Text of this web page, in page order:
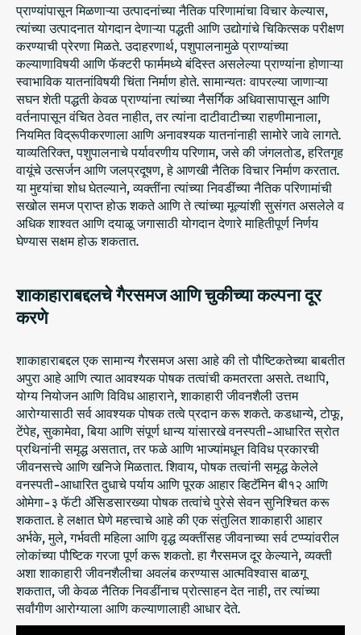
प्राण्यांपासून मिळणाऱ्या उत्पादनांच्या नैतिक परिणामांचा विचार केल्यास,
त्यांच्या उत्पादनात योगदान देणाऱ्या पद्धती आणि उद्योगांचे चिकित्सक परीक्षण
करण्याची प्रेरणा मिळते. उदाहरणार्थ, पशुपालनामुळे प्राण्यांच्या
कल्याणाविषयी आणि फॅक्टरी फार्ममध्ये बंदिस्त असलेल्या प्राण्यांना होणाऱ्या
स्वाभाविक यातनांविषयी चिंता निर्माण होते. सामान्यतः वापरल्या जाणाऱ्या
सघन शेती पद्धती केवळ प्राण्यांना त्यांच्या नैसर्गिक अधिवासापासून आणि
वर्तनापासून वंचित ठेवत नाहीत, तर त्यांना दाटीवाटीच्या राहणीमानाला,
नियमित विद्रूपीकरणाला आणि अनावश्यक यातनांनाही सामोरे जावे लागते.
याव्यतिरिक्त, पशुपालनाचे पर्यावरणीय परिणाम, जसे की जंगलतोड, हरितगृह
वायूंचे उत्सर्जन आणि जलप्रदूषण, हे आणखी नैतिक विचार निर्माण करतात.
या मुद्द्यांचा शोध घेतल्याने, व्यक्तींना त्यांच्या निवडींच्या नैतिक परिणामांची
सखोल समज प्राप्त होऊ शकते आणि ते त्यांच्या मूल्यांशी सुसंगत असलेले व
अधिक शाश्वत आणि दयाळू जगासाठी योगदान देणारे माहितीपूर्ण निर्णय
घेण्यास सक्षम होऊ शकतात.
शाकाहाराबद्दलचे गैरसमज आणि चुकीच्या कल्पना दूर
करणे
शाकाहाराबद्दल एक सामान्य गैरसमज असा आहे की तो पौष्टिकतेच्या बाबतीत
अपुरा आहे आणि त्यात आवश्यक पोषक तत्वांची कमतरता असते. तथापि,
योग्य नियोजन आणि विविध आहाराने, शाकाहारी जीवनशैली उत्तम
आरोग्यासाठी सर्व आवश्यक पोषक तत्वे प्रदान करू शकते. कडधान्ये, टोफू,
टेंपेह, सुकामेवा, बिया आणि संपूर्ण धान्य यांसारखे वनस्पती-आधारित स्रोत
प्रथिनांनी समृद्ध असतात, तर फळे आणि भाज्यांमधून विविध प्रकारची
जीवनसत्त्वे आणि खनिजे मिळतात. शिवाय, पोषक तत्वांनी समृद्ध केलेले
वनस्पती-आधारित दुधाचे पर्याय आणि पूरक आहार व्हिटॅमिन बी१२ आणि
ओमेगा-३ फॅटी ॲसिडसारख्या पोषक तत्वांचे पुरेसे सेवन सुनिश्चित करू
शकतात. हे लक्षात घेणे महत्त्वाचे आहे की एक संतुलित शाकाहारी आहार
अर्भके, मुले, गर्भवती महिला आणि वृद्ध व्यक्तींसह जीवनाच्या सर्व टप्प्यांवरील
लोकांच्या पौष्टिक गरजा पूर्ण करू शकतो. हा गैरसमज दूर केल्याने, व्यक्ती
अशा शाकाहारी जीवनशैलीचा अवलंब करण्यास आत्मविश्वास बाळगू
शकतात, जी केवळ नैतिक निवडींनाच प्रोत्साहन देत नाही, तर त्यांच्या
सर्वांगीण आरोग्याला आणि कल्याणालाही आधार देते.